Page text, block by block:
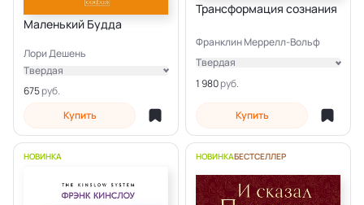
Маленький Будда
Лори Дешень
675
Твердая
Электронная
Купить
Трансформация сознания
Франклин Меррелл-Вольф
1 980
Твердая
Электронная
Купить
НОВИНКА НОВИНКАБЕСТСЕЛЛЕР